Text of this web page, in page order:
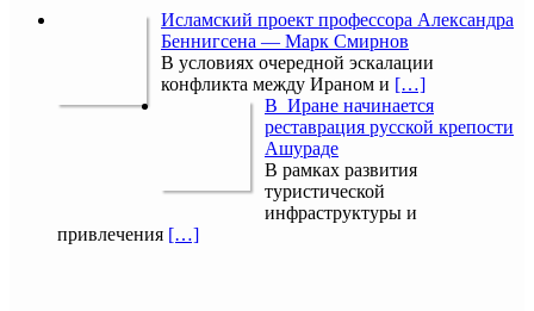
Исламский проект профессора Александра
Беннигсена — Марк Смирнов
В условиях очередной эскалации
конфликта между Ираном и […]
В Иране начинается
реставрация русской крепости
Ашураде
В рамках развития
туристической
инфраструктуры и
привлечения […]